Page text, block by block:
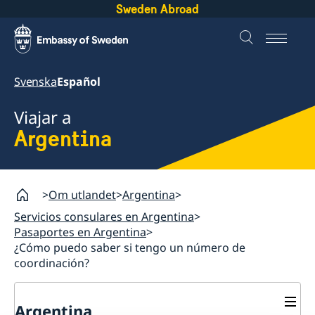
Sweden Abroad
SvenskaEspañol
Viajar a
Argentina
Om utlandet Argentina
Servicios consulares en Argentina
Pasaportes en Argentina
¿Cómo puedo saber si tengo un número de
coordinación?
Argentina